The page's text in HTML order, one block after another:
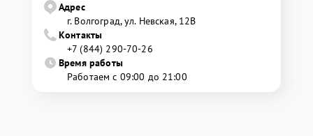
Адрес
г. Волгоград, ул. Невская, 12В
Контакты
+7 (844) 290-70-26
Время работы
Работаем с 09:00 до 21:00